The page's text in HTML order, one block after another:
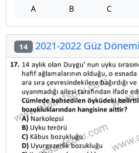
A B C
14 2021-2022 Güz Dönemi